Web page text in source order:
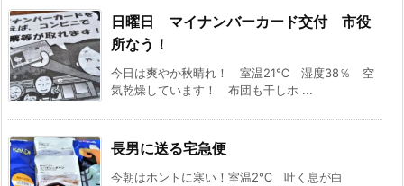
日曜日 マイナンバーカード交付 市役
所なう！
今日は爽やか秋晴れ！ 室温21℃ 湿度38％ 空
気乾燥しています！ 布団も干しホ ...
長男に送る宅急便
今朝はホントに寒い！室温2℃ 吐く息が白